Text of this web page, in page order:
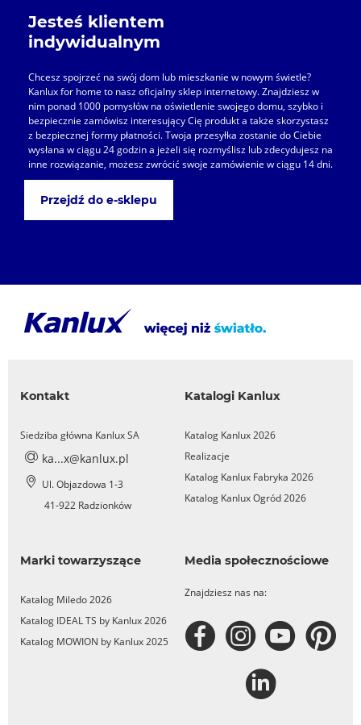
Jesteś klientem
indywidualnym
Chcesz spojrzeć na swój dom lub mieszkanie w nowym świetle?
Kanlux for home to nasz oficjalny sklep internetowy. Znajdziesz w
nim ponad 1000 pomysłów na oświetlenie swojego domu, szybko i
bezpiecznie zamówisz interesujący Cię produkt a także skorzystasz
z bezpiecznej formy płatności. Twoja przesyłka zostanie do Ciebie
wysłana w ciągu 24 godzin a jeżeli się rozmyślisz lub zdecydujesz na
inne rozwiązanie, możesz zwrócić swoje zamówienie w ciągu 14 dni.
Przejdź do e-sklepu
Kontakt
Siedziba główna Kanlux SA
ka...x@kanlux.pl
Ul. Objazdowa 1-3
41-922 Radzionków
Katalogi Kanlux
Katalog Kanlux 2026
Realizacje
Katalog Kanlux Fabryka 2026
Katalog Kanlux Ogród 2026
Marki towarzyszące
Katalog Miledo 2026
Katalog IDEAL TS by Kanlux 2026
Katalog MOWION by Kanlux 2025
Media społecznościowe
Znajdziesz nas na: